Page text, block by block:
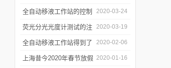
年会
的防潮工作
全自动移液工作站的控制
软件有哪些特点
2020-03-24
荧光分光光度计测试的注
意事项有哪些
2020-03-19
全自动移液工作站得到了
广泛的应用
2020-02-06
上海昔今2020年春节放假 2020-01-16